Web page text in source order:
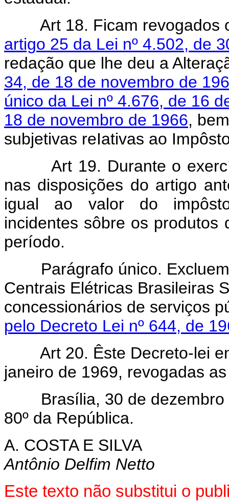
Art 18. Ficam revogados
artigo 25 da Lei nº 4.502, de
redação que lhe deu a
34, de 18 de novembro de
único da Lei nº 4.676, de 16
18 de novembro de 1966,
subjetivas reIativas ao
Art 19. Durante o
nas disposições do artigo
igual ao valor do
incidentes sôbre os produtos
período.
Parágrafo único.
Centrais Elétricas Brasileiras
concessionários de serviços
pelo Decreto Lei nº 644, de
Art 20. Êste Decreto-lei
janeiro de 1969, revogadas
Brasília, 30 de dezembro
80º da República.
A. COSTA E SILVA
Antônio Delfim Netto
Este texto não substitui o